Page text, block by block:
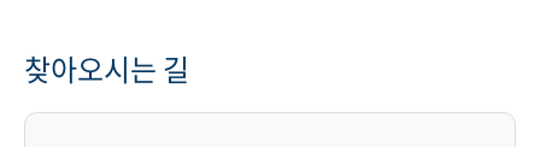
찾아오시는 길